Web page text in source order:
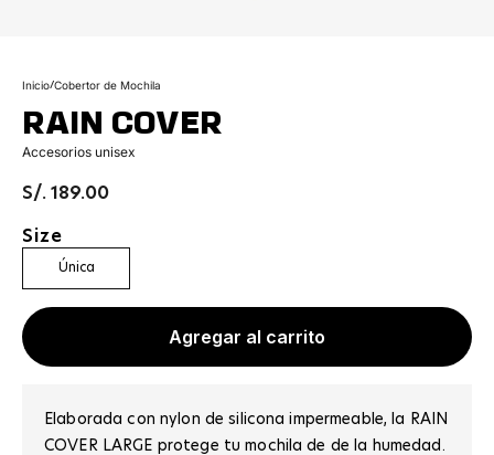
Inicio/Cobertor de Mochila
RAIN COVER
Accesorios unisex
Precio de oferta
S/. 189.00
Size
Única
Agregar al carrito
Elaborada con nylon de silicona impermeable, la RAIN
COVER LARGE protege tu mochila de de la humedad.